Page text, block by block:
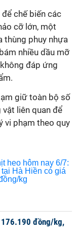
chế biến các
cỡ lớn, một
thùng phuy nhựa
nhiều dầu mỡ
đáp ứng
giữ toàn bộ số
liên quan để
vi phạm theo quy
176.190 đồng/kg,